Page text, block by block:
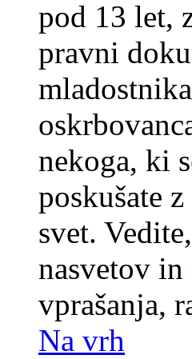
pod 13 let,
pravni
nekoga, ki
poskušate
svet.
nasvetov
vprašanja,
Na vrh